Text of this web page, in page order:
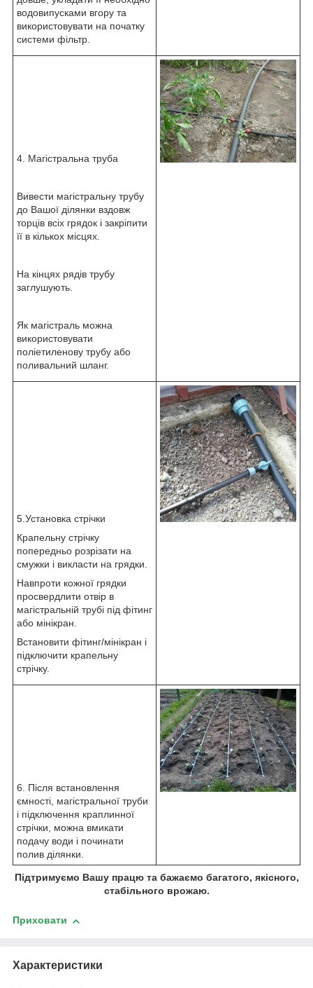
водовипусками вгору та
використовувати на початку
системи фільтр.
4. Магістральна труба
Вивести магістральну трубу
до Вашої ділянки вздовж
торців всіх грядок і закріпити
її в кількох місцях.
На кінцях рядів трубу
заглушують.
Як магістраль можна
використовувати
поліетиленову трубу або
поливальний шланг.
5.Установка стрічки
Крапельну стрічку
попередньо розрізати на
смужки і викласти на грядки.
Навпроти кожної грядки
просвердлити отвір в
магістральній трубі під фітинг
або мінікран.
Встановити фітинг/мінікран і
підключити крапельну
стрічку.
6. Після встановлення
ємності, магістральної труби
і підключення краплинної
стрічки, можна вмикати
подачу води і починати
полив ділянки.
Підтримуємо Вашу працю та бажаємо багатого, якісного,
стабільного врожаю.
Приховати
Характеристики